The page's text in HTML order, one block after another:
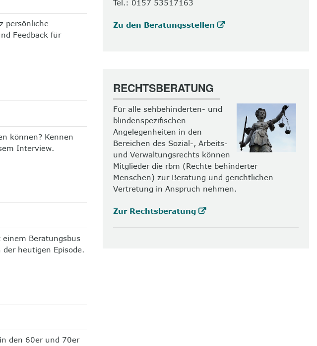
persönliche
Feedback für
können? Kennen
Interview.
Beratungsbus
heutigen Episode.
den 60er und 70er
Tel.: 0157 53517163
Zu den Beratungsstellen
RECHTSBERATUNG
Für alle sehbehinderten- und
blindenspezifischen
Angelegenheiten in den
Bereichen des Sozial-, Arbeits-
und Verwaltungsrechts können
Mitglieder die rbm (Rechte behinderter
Menschen) zur Beratung und gerichtlichen
Vertretung in Anspruch nehmen.
Zur Rechtsberatung